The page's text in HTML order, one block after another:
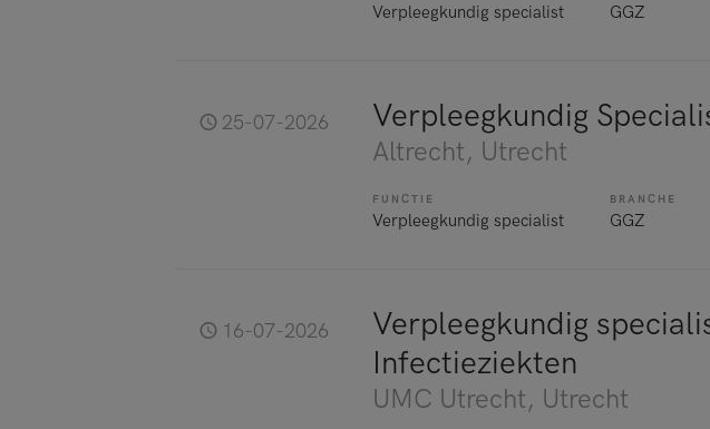
Verpleegkundig specialist GGZ
25-07-2026 Verpleegkundig
Altrecht, Utrecht
FUNCTIE
Verpleegkundig specialist
BRANCHE
GGZ
16-07-2026
Verpleegkundig
Infectieziekten
UMC Utrecht, Utrecht